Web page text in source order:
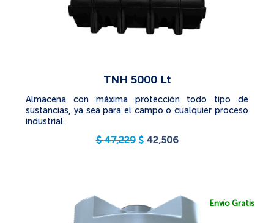
TNH 5000 Lt
Almacena con máxima protección todo tipo de
sustancias, ya sea para el campo o cualquier proceso
industrial.
$47,229 $ 42,506
Envío Gratis